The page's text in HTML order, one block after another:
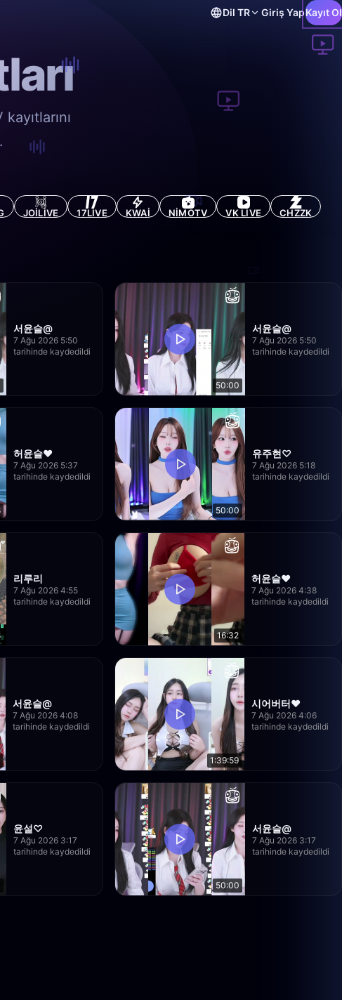
Dil TR Giriş YapKayıt Ol
JOILIVE 17LIVE KWAI NIMOTV VK LIVE
CHZZK
서윤슬@
7 Ağu 2026 5:50
tarihinde kaydedildi
50:00
서윤슬@
7 Ağu 2026 5:50
tarihinde kaydedildi
허윤슬♥
7 Ağu 2026 5:37
tarihinde kaydedildi
50:00
유주현♡
7 Ağu 2026 5:18
tarihinde kaydedildi
리루리
7 Ağu 2026 4:55
tarihinde kaydedildi
16:32
허윤슬♥
7 Ağu 2026 4:38
tarihinde kaydedildi
서윤슬@
7 Ağu 2026 4:08
tarihinde kaydedildi
1:39:59
시어버터♥
7 Ağu 2026 4:06
tarihinde kaydedildi
윤설♡
7 Ağu 2026 3:17
tarihinde kaydedildi
50:00
서윤슬@
7 Ağu 2026 3:17
tarihinde kaydedildi